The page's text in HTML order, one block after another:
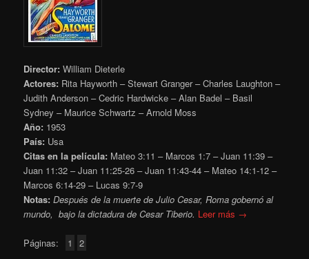
Director: William Dieterle
Actores: Rita Hayworth – Stewart Granger – Charles Laughton –
Judith Anderson – Cedric Hardwicke – Alan Badel – Basil
Sydney – Maurice Schwartz – Arnold Moss
Año: 1953
País: Usa
Citas en la película: Mateo 3:11 – Marcos 1:7 – Juan 11:39 –
Juan 11:32 – Juan 11:25-26 – Juan 11:43-44 – Mateo 14:1-12 –
Marcos 6:14-29 – Lucas 9:7-9
Notas:Después de la muerte de Julio Cesar, Roma gobernó al
mundo, bajo la dictadura de Cesar Tiberio. Leer más →
Páginas: 1 2